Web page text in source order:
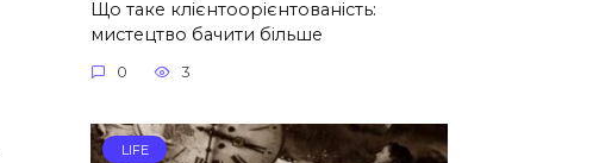
Що таке клієнтоорієнтованість:
мистецтво бачити більше
0 3
LIFE